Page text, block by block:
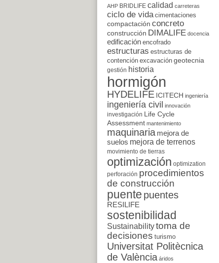
AHP BRIDLIFE calidad carreteras
ciclo de vida cimentaciones
compactación concreto
construcción DIMALIFE docencia
edificación encofrado
estructuras estructuras de
contención excavación geotecnia
gestión historia
hormigón
HYDELIFE ICITECH ingeniería
ingeniería civil innovación
investigación
Life Cycle
Assessment mantenimiento
maquinaria mejora de
suelos mejora de terrenos
movimiento de tierras
optimización optimization
perforación procedimientos
de construcción
puente puentes
RESILIFE
sostenibilidad
Sustainabilitytoma de
decisiones turismo
Universitat Politècnica
de València áridos